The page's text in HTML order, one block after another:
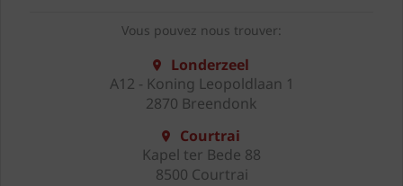
Vous pouvez nous trouver:
Londerzeel
A12 - Koning Leopoldlaan 1
2870 Breendonk
Courtrai
Kapel ter Bede 88
8500 Courtrai